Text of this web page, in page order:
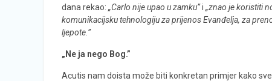
dana rekao: „Carlo nije upao u zamku”i „znao je koristiti
komunikacijsku tehnologiju za prijenos Evanđelja, za
ljepote.”
„Ne ja nego Bog.”
Acutis nam doista može biti konkretan primjer kako